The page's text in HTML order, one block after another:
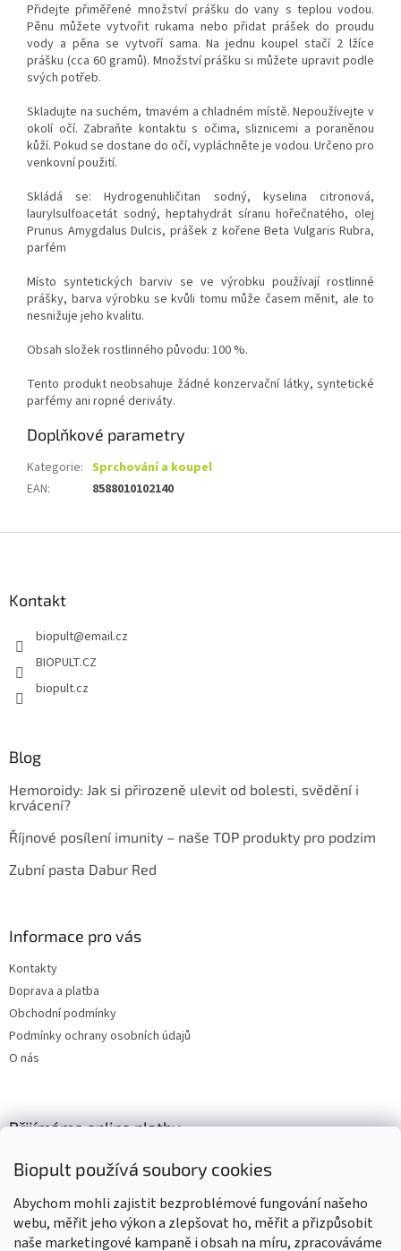
Biopult používá soubory cookies
Abychom mohli zajistit bezproblémové fungování našeho
webu, měřit jeho výkon a zlepšovat ho, měřit a přizpůsobit
naše marketingové kampaně i obsah na míru, zpracováváme
Přidejte přiměřené množství prášku do vany s teplou vodou.
Pěnu můžete vytvořit rukama nebo přidat prášek do proudu
vody a pěna se vytvoří sama. Na jednu koupel stačí 2 lžíce
prášku (cca 60 gramů). Množství prášku si můžete upravit podle
svých potřeb.
Skladujte na suchém, tmavém a chladném místě. Nepoužívejte v
okolí očí. Zabraňte kontaktu s očima, sliznicemi a poraněnou
kůží. Pokud se dostane do očí, vypláchněte je vodou. Určeno pro
venkovní použití.
Skládá se: Hydrogenuhličitan sodný, kyselina citronová,
laurylsulfoacetát sodný, heptahydrát síranu hořečnatého, olej
Prunus Amygdalus Dulcis, prášek z kořene Beta Vulgaris Rubra,
parfém
Místo syntetických barviv se ve výrobku používají rostlinné
prášky, barva výrobku se kvůli tomu může časem měnit, ale to
nesnižuje jeho kvalitu.
Obsah složek rostlinného původu: 100 %.
Tento produkt neobsahuje žádné konzervační látky, syntetické
parfémy ani ropné deriváty.
Doplňkové parametry
Kategorie: Sprchování a koupel
EAN: 8588010102140
Kontakt
biopult@email.cz
BIOPULT.CZ
biopult.cz
Blog
Hemoroidy: Jak si přirozeně ulevit od bolesti, svědění i
krvácení?
Říjnové posílení imunity – naše TOP produkty pro podzim
Zubní pasta Dabur Red
Informace pro vás
Kontakty
Doprava a platba
Obchodní podmínky
Podmínky ochrany osobních údajů
O nás
Přijímáme online platby
Výrobky označené BIO jsou certifikované kontrolní organizací CZ-